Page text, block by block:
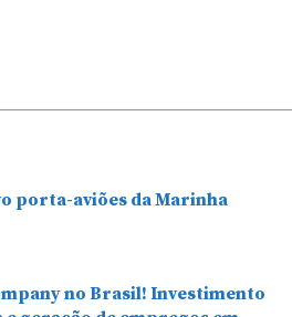
porta-aviões da Marinha
no Brasil! Investimento